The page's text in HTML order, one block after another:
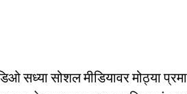
सध्या सोशल मीडियावर मोठ्या